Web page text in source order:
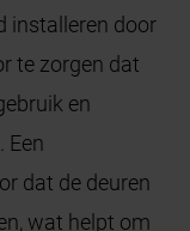
installeren door
te zorgen dat
en
Een
dat de deuren
wat helpt om